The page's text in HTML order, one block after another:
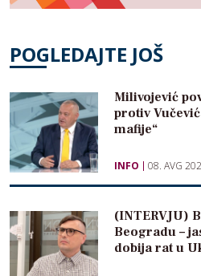
POGLEDAJTE JOŠ
Milivojević
protiv
mafije“
INFO 08. AVG
(INTERVJU)
Beogradu –
dobija rat u